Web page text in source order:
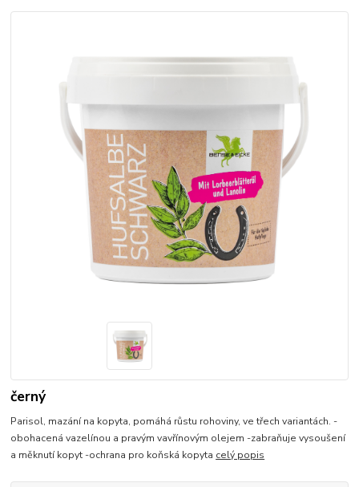
černý
Parisol, mazání na kopyta, pomáhá růstu rohoviny, ve třech variantách. -
obohacená vazelínou a pravým vavřínovým olejem -zabraňuje vysoušení
a měknutí kopyt -ochrana pro koňská kopyta celý popis